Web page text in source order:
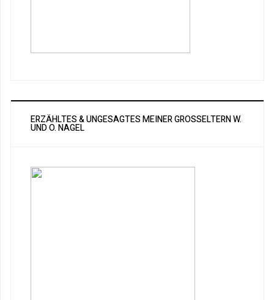
ERZÄHLTES & UNGESAGTES MEINER GROSSELTERN W. U
ND O. NAGEL